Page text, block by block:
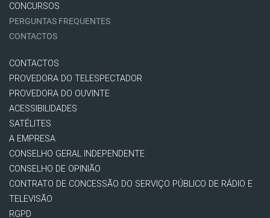
CONCURSOS
PERGUNTAS FREQUENTES
CONTACTOS
CONTACTOS
PROVEDORA DO TELESPECTADOR
PROVEDORA DO OUVINTE
ACESSIBILIDADES
SATÉLITES
A EMPRESA
CONSELHO GERAL INDEPENDENTE
CONSELHO DE OPINIÃO
CONTRATO DE CONCESSÃO DO SERVIÇO PÚBLICO DE RÁDIO E
TELEVISÃO
RGPD